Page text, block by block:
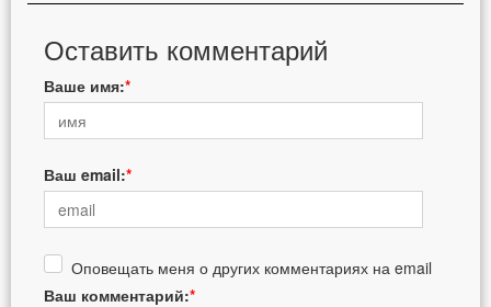
Оставить комментарий
Ваше имя:
Ваш email:
Оповещать меня о других комментариях на email
Ваш комментарий: